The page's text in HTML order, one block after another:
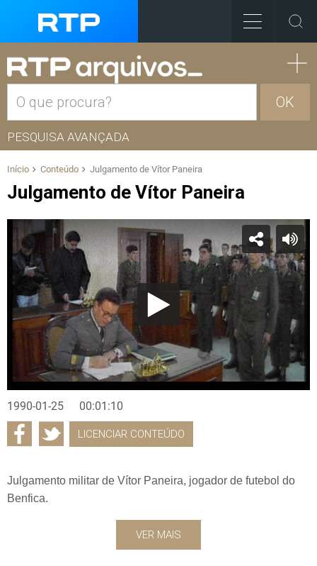
OK
PESQUISA AVANÇADA
Início Conteúdo Julgamento de Vítor Paneira
Julgamento de Vítor Paneira
1990-01-25 00:01:10
LICENCIAR CONTEÚDO
Julgamento militar de Vítor Paneira, jogador de futebol do
Benfica.
VER MAIS